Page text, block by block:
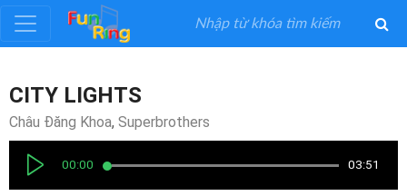
Đăng
ký
nhập
CITY LIGHTS
Châu Đăng Khoa, Superbrothers
00:00 03:51